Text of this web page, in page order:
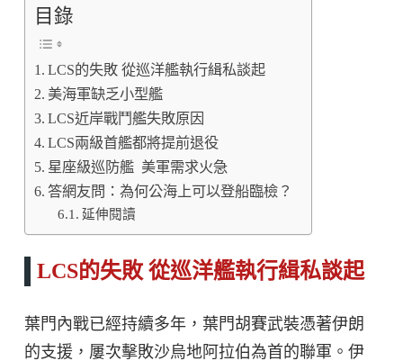
目錄
LCS的失敗 從巡洋艦執行緝私談起
美海軍缺乏小型艦
LCS近岸戰鬥艦失敗原因
LCS兩級首艦都將提前退役
星座級巡防艦 美軍需求火急
答網友問：為何公海上可以登船臨檢？
延伸閱讀
LCS的失敗 從巡洋艦執行緝私談起
葉門內戰已經持續多年，葉門胡賽武裝憑著伊朗
的支援，屢次擊敗沙烏地阿拉伯為首的聯軍。伊